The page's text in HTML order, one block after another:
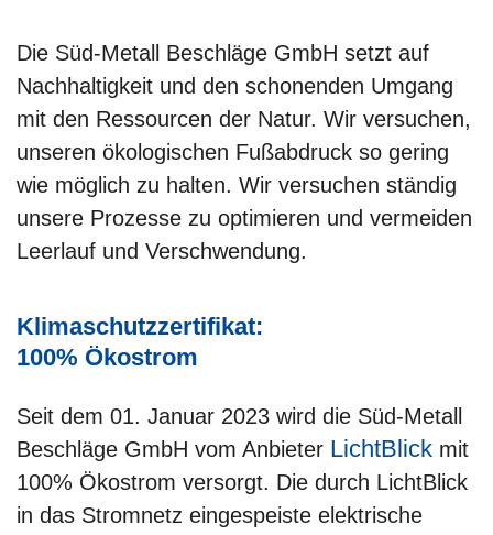
Die Süd-Metall Beschläge GmbH setzt auf
Nachhaltigkeit und den schonenden Umgang
mit den Ressourcen der Natur. Wir versuchen,
unseren ökologischen Fußabdruck so gering
wie möglich zu halten. Wir versuchen ständig
unsere Prozesse zu optimieren und vermeiden
Leerlauf und Verschwendung.
Klimaschutzzertifikat:
100% Ökostrom
Seit dem 01. Januar 2023 wird die Süd-Metall
Beschläge GmbH vom Anbieter LichtBlick mit
100% Ökostrom versorgt. Die durch LichtBlick
in das Stromnetz eingespeiste elektrische